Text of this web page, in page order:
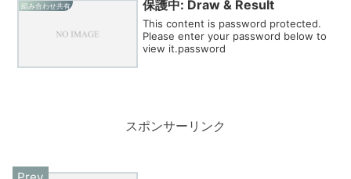
組み合わせ共有 保護中: Draw & Result
This content is password protected.
Please enter your password below to
view it.password
スポンサーリンク